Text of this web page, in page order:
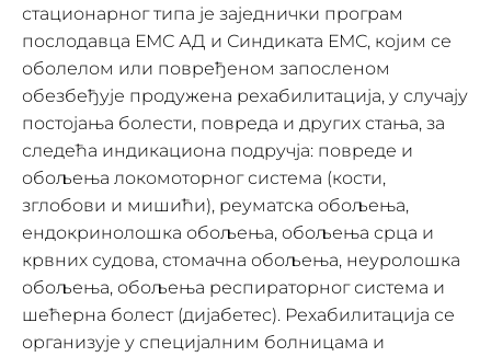
стационарног типа је заједнички програм
послодавца ЕМС АД и Синдиката ЕМС, којим се
оболелом или повређеном запосленом
обезбеђује продужена рехабилитација, у случају
постојања болести, повреда и других стања, за
следећа индикациона подручја: повреде и
обољења локомоторног система (кости,
зглобови и мишићи), реуматска обољења,
ендокринолошка обољења, обољења срца и
крвних судова, стомачна обољења, неуролошка
обољења, обољења респираторног система и
шећерна болест (дијабетес). Рехабилитација се
организује у специјалним болницама и